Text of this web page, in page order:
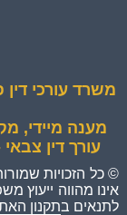
משרד עורכי דין
מענה מיידי,
עורך דין צבאי - 24 שעות ביממה, בכל רחבי
© כל הזכויות
אינו מהווה ייעוץ
לתנאים בתקנון